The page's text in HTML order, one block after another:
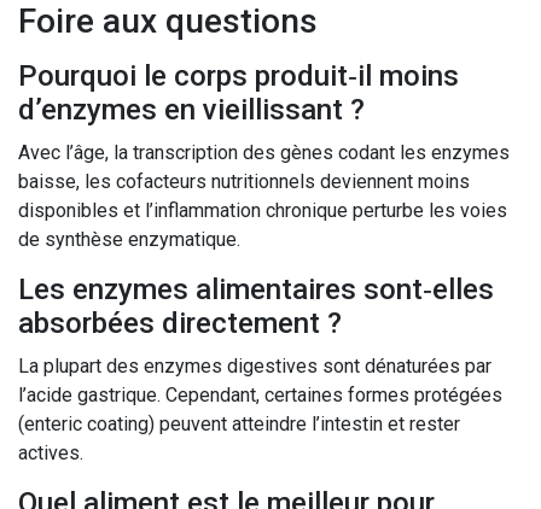
Foire aux questions
Pourquoi le corps produit‑il moins
d’enzymes en vieillissant ?
Avec l’âge, la transcription des gènes codant les enzymes
baisse, les cofacteurs nutritionnels deviennent moins
disponibles et l’inflammation chronique perturbe les voies
de synthèse enzymatique.
Les enzymes alimentaires sont‑elles
absorbées directement ?
La plupart des enzymes digestives sont dénaturées par
l’acide gastrique. Cependant, certaines formes protégées
(enteric coating) peuvent atteindre l’intestin et rester
actives.